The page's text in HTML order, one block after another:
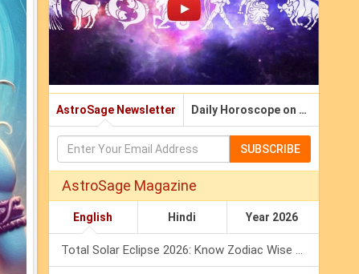
AstroSage Newsletter Daily Horoscope on Email
SUBSCRIBE
AstroSage Magazine
English Hindi Year 2026
Total Solar Eclipse 2026: Know Zodiac Wise Prediction